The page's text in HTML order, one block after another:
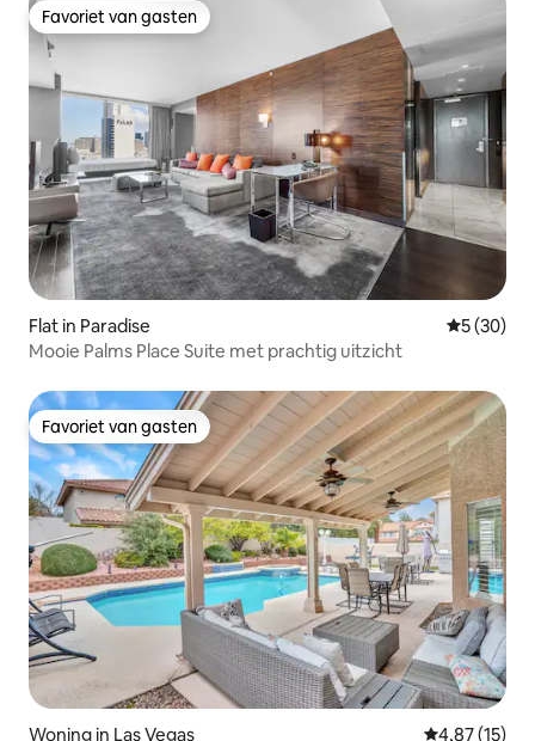
Favoriet van gasten
Favoriet van gasten
Flat in Paradise
5 (30)
Mooie Palms Place Suite met prachtig uitzicht
Favoriet van gasten
Favoriet van gasten
Woning in Las Vegas Gemiddelde
4,87 (15)